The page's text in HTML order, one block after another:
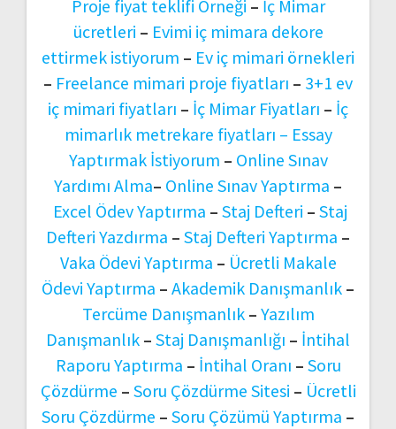
Proje fiyat teklifi Örneği – İç Mimar
ücretleri – Evimi iç mimara dekore
ettirmek istiyorum – Ev iç mimari örnekleri
– Freelance mimari proje fiyatları – 3+1 ev
iç mimari fiyatları – İç Mimar Fiyatları – İç
mimarlık metrekare fiyatları – Essay
Yaptırmak İstiyorum – Online Sınav
Yardımı Alma– Online Sınav Yaptırma –
Excel Ödev Yaptırma – Staj Defteri – Staj
Defteri Yazdırma – Staj Defteri Yaptırma –
Vaka Ödevi Yaptırma – Ücretli Makale
Ödevi Yaptırma – Akademik Danışmanlık –
Tercüme Danışmanlık– Yazılım
Danışmanlık – Staj Danışmanlığı – İntihal
Raporu Yaptırma – İntihal Oranı – Soru
Çözdürme – Soru Çözdürme Sitesi – Ücretli
Soru Çözdürme – Soru Çözümü Yaptırma –